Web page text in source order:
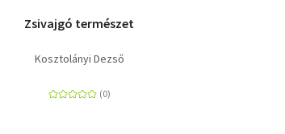
Zsivajgó természet
Kosztolányi Dezső